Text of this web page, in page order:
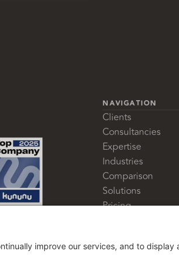
NAVIGATION
Clients
Consultancies
Expertise
Industries
Comparison
Solutions
Pricing